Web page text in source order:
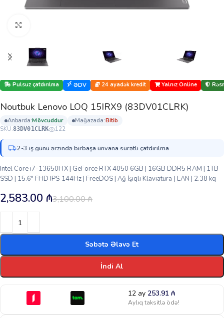
Pulsuz çatdırılma ƏDV 24 ayadək kredit Yalnız Online
Noutbuk Lenovo LOQ 15IRX9 (83DV01CLRK)
anbarda: mövcuddur mağazada:
bi̇ti̇b
SKU:83DV01CLRK 122
2-3 iş günü ərzində birbaşa ünvana sürətli çatdırılma
Intel Core i7-13650HX | GeForce RTX 4050 6GB | 16GB DDR5 RAM | 1TB
SSD | 15.6″ FHD IPS 144Hz | FreeDOS | Ağ İşıqlı Klaviatura | LAN | 2.38 kq
3,100.00₼
2,583.00 ₼
Səbətə Əlavə Et
İndi Al
12 ay 253.91 ₼
Aylıq taksitlə ödə!